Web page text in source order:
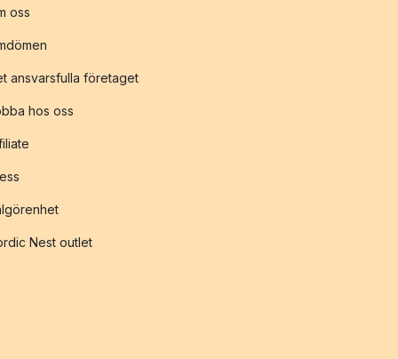
oss
ansvarsfulla företaget
hos oss
Nest outlet